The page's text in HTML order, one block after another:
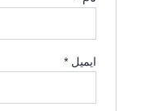
ایمیل*